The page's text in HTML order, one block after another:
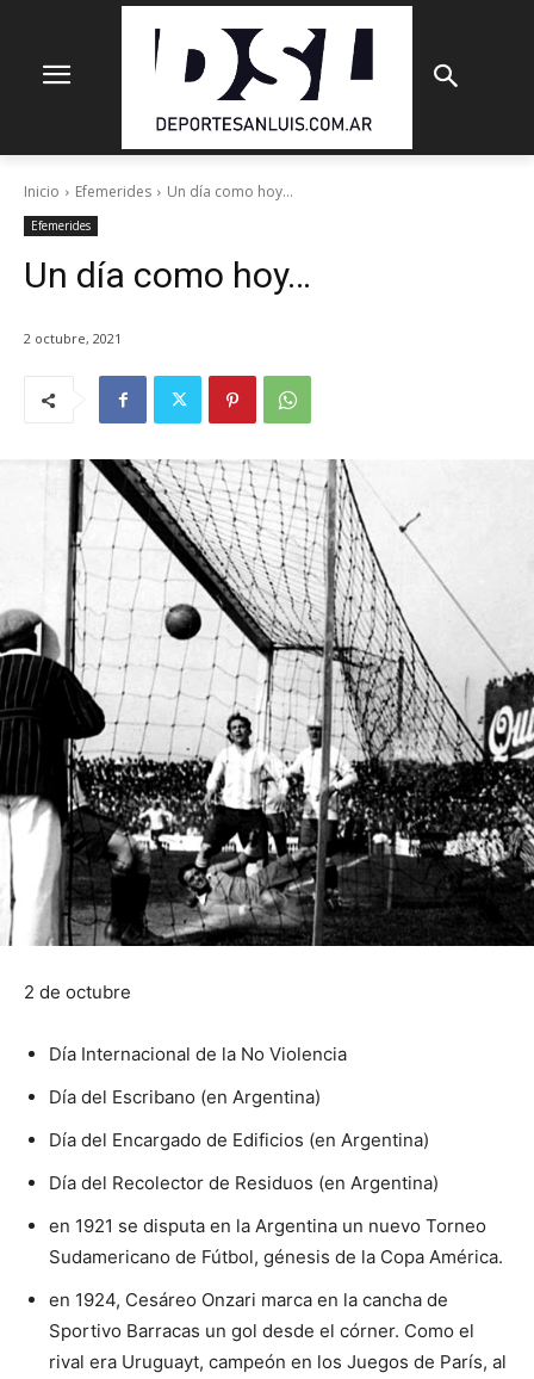
Inicio Efemerides Un día como hoy...
Efemerides
Un día como hoy…
2 octubre, 2021
2 de octubre
Día Internacional de la No Violencia
Día del Escribano (en Argentina)
Día del Encargado de Edificios (en Argentina)
Día del Recolector de Residuos (en Argentina)
en 1921 se disputa en la Argentina un nuevo Torneo
Sudamericano de Fútbol, génesis de la Copa América.
en 1924, Cesáreo Onzari marca en la cancha de
Sportivo Barracas un gol desde el córner. Como el
rival era Uruguayt, campeón en los Juegos de París, al